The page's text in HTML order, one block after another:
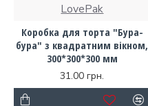
LovePak
Коробка для торта "Бура-
бура" з квадратним вікном,
300*300*300 мм
31.00 грн.